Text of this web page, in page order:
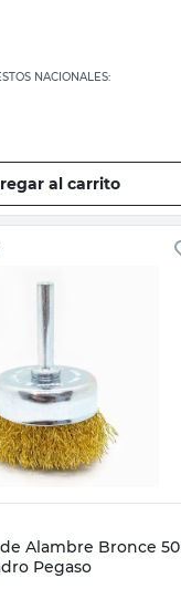
NACIONALES:
al carrito
Vista rápida
Alambre Bronce 50
Pegaso